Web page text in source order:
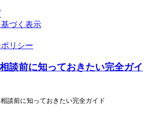
づく表示
リシー
談前に知っておきたい完全ガイ
談前に知っておきたい完全ガイド